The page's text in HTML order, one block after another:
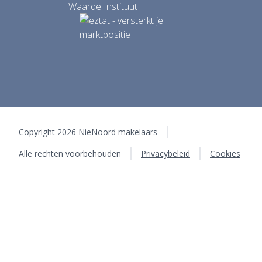
Copyright 2026 NieNoord makelaars
Alle rechten voorbehouden
Privacybeleid Cookies